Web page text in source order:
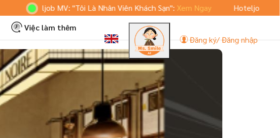
Hoteljob MV: "Tôi Là Nhân Viên Khách Sạn":Xem Ngay
Hoteljob.vn ra mắt
Việc làm thêm
Đăng ký/ Đăng nhập